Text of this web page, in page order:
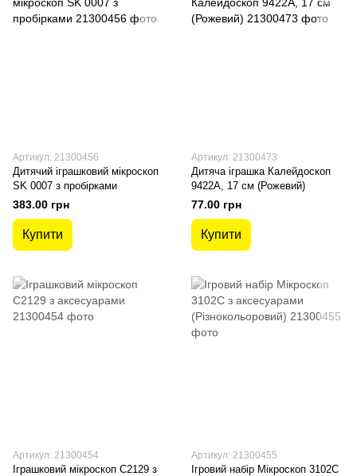
Артикул: 21300456
Дитячий іграшковий мікроскоп
SK 0007 з пробірками
383.00 грн
Купити
Артикул: 21300473
Дитяча іграшка Калейдоскоп
9422A, 17 см (Рожевий)
77.00 грн
Купити
Артикул: 21300454
Іграшковий мікроскоп C2129 з
Артикул: 21300455
Ігровий набір Мікроскоп 3102C